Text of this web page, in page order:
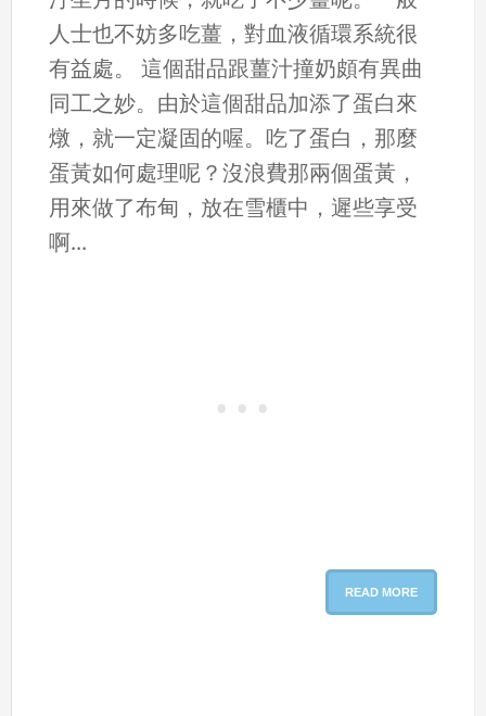
人士也不妨多吃薑，對血液循環系統很
有益處。 這個甜品跟薑汁撞奶頗有異曲
同工之妙。由於這個甜品加添了蛋白來
燉，就一定凝固的喔。吃了蛋白，那麼
蛋黃如何處理呢？沒浪費那兩個蛋黃，
用來做了布甸，放在雪櫃中，遲些享受
啊...
READ MORE